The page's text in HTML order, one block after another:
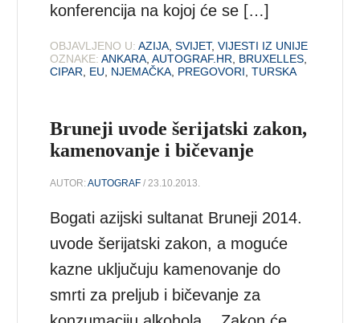
konferencija na kojoj će se […]
OBJAVLJENO U: AZIJA ,SVIJET,VIJESTI IZ UNIJE
OZNAKE: ANKARA ,AUTOGRAF.HR BRUXELLES
CIPAR
EU NJEMAČKA PREGOVORI ,TURSKA
Bruneji uvode šerijatski zakon,
kamenovanje i bičevanje
AUTOR:AUTOGRAF / 23.10.2013.
Bogati azijski sultanat Bruneji 2014.
uvode šerijatski zakon, a moguće
kazne uključuju kamenovanje do
smrti za preljub i bičevanje za